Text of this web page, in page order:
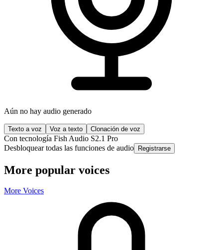
Aún no hay audio generado
Texto a voz Voz a texto Clonación de voz
Con tecnología Fish Audio S2.1 Pro
Desbloquear todas las funciones de audio Registrarse
More popular voices
More Voices